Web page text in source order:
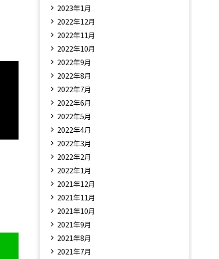
2023年1月
2022年12月
2022年11月
2022年10月
2022年9月
2022年8月
2022年7月
2022年6月
2022年5月
2022年4月
2022年3月
2022年2月
2022年1月
2021年12月
2021年11月
2021年10月
2021年9月
2021年8月
2021年7月